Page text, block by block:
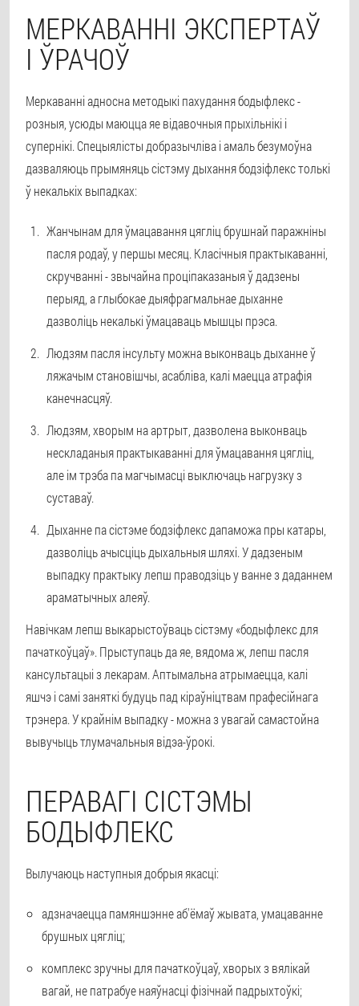
МЕРКАВАННІ ЭКСПЕРТАЎ
І ЎРАЧОЎ
Меркаванні адносна методыкі пахудання бодыфлекс -
розныя, усюды маюцца яе відавочныя прыхільнікі і
супернікі. Спецыялісты добразычліва і амаль безумоўна
дазваляюць прымяняць сістэму дыхання бодзіфлекс толькі
ў некалькіх выпадках:
Жанчынам для ўмацавання цягліц брушнай паражніны
пасля родаў, у першы месяц. Класічныя практыкаванні,
скручванні - звычайна проціпаказаныя ў дадзены
перыяд, а глыбокае дыяфрагмальнае дыханне
дазволіць некалькі ўмацаваць мышцы прэса.
Людзям пасля інсульту можна выконваць дыханне ў
ляжачым становішчы, асабліва, калі маецца атрафія
канечнасцяў.
Людзям, хворым на артрыт, дазволена выконваць
нескладаныя практыкаванні для ўмацавання цягліц,
але ім трэба па магчымасці выключаць нагрузку з
суставаў.
Дыханне па сістэме бодзіфлекс дапаможа пры катары,
дазволіць ачысціць дыхальныя шляхі. У дадзеным
выпадку практыку лепш праводзіць у ванне з даданнем
араматычных алеяў.
Навічкам лепш выкарыстоўваць сістэму «бодыфлекс для
пачаткоўцаў». Прыступаць да яе, вядома ж, лепш пасля
кансультацыі з лекарам. Аптымальна атрымаецца, калі
яшчэ і самі заняткі будуць пад кіраўніцтвам прафесійнага
трэнера. У крайнім выпадку - можна з увагай самастойна
вывучыць тлумачальныя відэа-ўрокі.
ПЕРАВАГІ СІСТЭМЫ
БОДЫФЛЕКС
Вылучаюць наступныя добрыя якасці:
адзначаецца памяншэнне аб'ёмаў жывата, умацаванне
брушных цягліц;
комплекс зручны для пачаткоўцаў, хворых з вялікай
вагай, не патрабуе наяўнасці фізічнай падрыхтоўкі;